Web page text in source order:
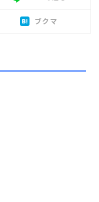
ブクマ